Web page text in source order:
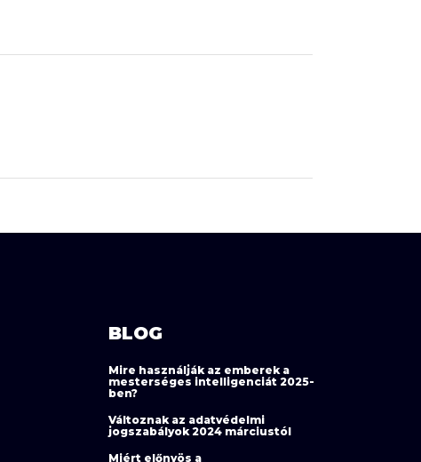
BLOG
Mire használják az emberek a
mesterséges intelligenciát 2025-
ben?
Változnak az adatvédelmi
jogszabályok 2024 márciustól
Miért előnyös a